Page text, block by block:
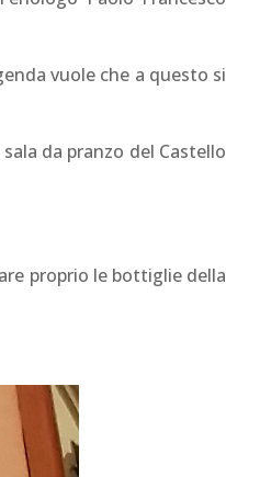
vuole che a questo si
da pranzo del Castello
proprio le bottiglie della